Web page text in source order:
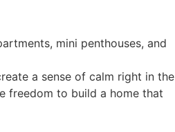
mini penthouses, and
a sense of calm right in the
freedom to build a home that